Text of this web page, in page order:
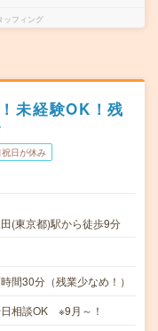
ッフィング
未経験OK！残
祝日が休み
(東京都)駅から徒歩9分
間30分（残業少なめ！）
相談OK ※9月～！